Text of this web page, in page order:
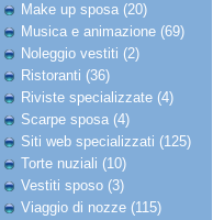
Make up sposa (20)
Musica e animazione (69)
Noleggio vestiti (2)
Ristoranti (36)
Riviste specializzate (4)
Scarpe sposa (4)
Siti web specializzati (125)
Torte nuziali (10)
Vestiti sposo (3)
Viaggio di nozze (115)